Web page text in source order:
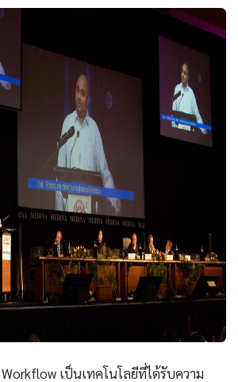
Workflow เป็นเทคโนโลยีที่ได้รับความ